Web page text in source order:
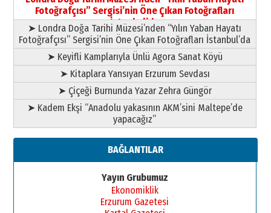
yazar
11 Mayıs 2026 Pazartesi
Fotoğrafçısı” Sergisi’nin Öne Çıkan Fotoğrafları
İstanbul’da
➤ Londra Doğa Tarihi Müzesi’nden “Yılın Yaban Hayatı
Fotoğrafçısı” Sergisi’nin Öne Çıkan Fotoğrafları İstanbul’da
➤ Keyifli Kamplarıyla Ünlü Agora Sanat Köyü
➤ Kitaplara Yansıyan Erzurum Sevdası
➤ Çiçeği Burnunda Yazar Zehra Güngör
➤ Kadem Ekşi “Anadolu yakasının AKM’sini Maltepe’de
yapacağız”
BAĞLANTILAR
Yayın Grubumuz
Ekonomiklik
Erzurum Gazetesi